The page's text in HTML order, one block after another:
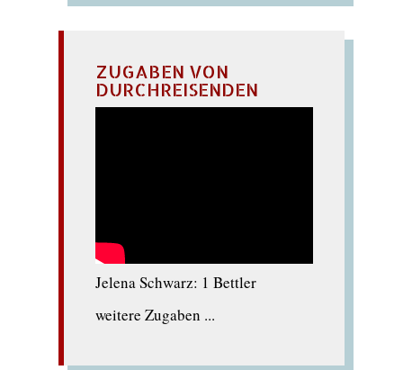
ZUGABEN VON
DURCHREISENDEN
Jelena Schwarz: 1 Bettler
weitere Zugaben ...